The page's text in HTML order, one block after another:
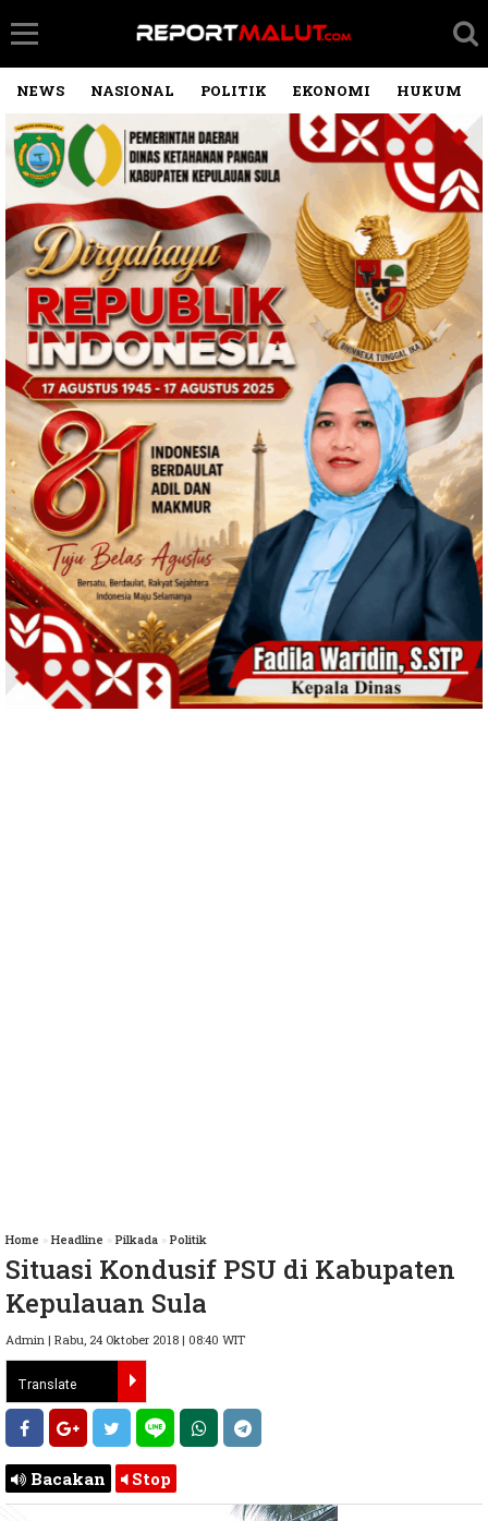
NEWS NASIONAL POLITIK EKONOMI HUKUM
Home » Headline » Pilkada » Politik
Situasi Kondusif PSU di Kabupaten
Kepulauan Sula
Admin | Rabu, 24 Oktober 2018 | 08:40 WIT
Bacakan Stop